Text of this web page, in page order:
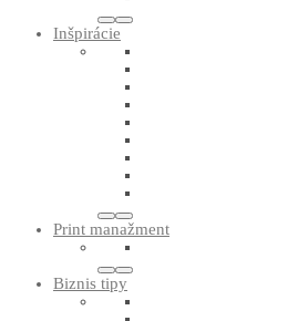
Inšpirácie
Print manažment
Biznis tipy